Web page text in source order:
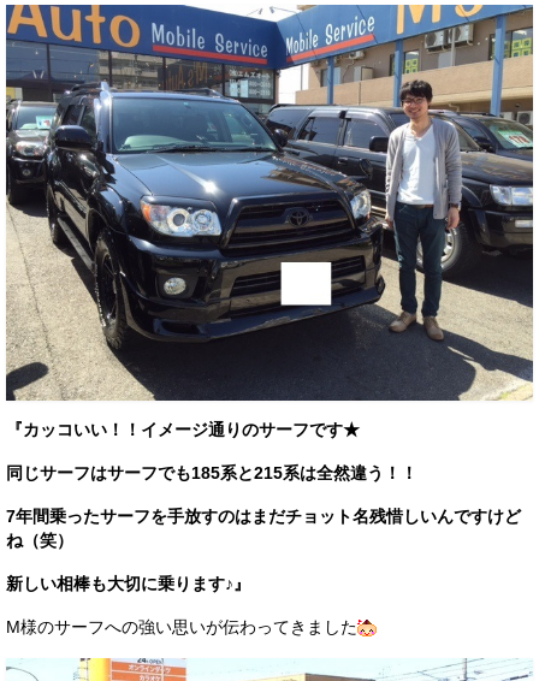
『カッコいい！！イメージ通りのサーフです★
同じサーフはサーフでも185系と215系は全然違う！！
7年間乗ったサーフを手放すのはまだチョット名残惜しいんですけど
ね（笑）
新しい相棒も大切に乗ります♪』
M様のサーフへの強い思いが伝わってきました